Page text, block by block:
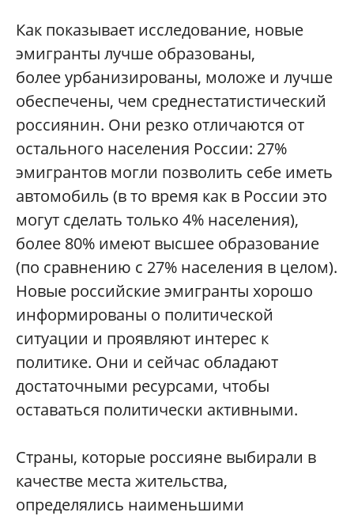
Как показывает исследование, новые
эмигранты лучше образованы,
более урбанизированы, моложе и лучше
обеспечены, чем среднестатистический
россиянин. Они резко отличаются от
остального населения России: 27%
эмигрантов могли позволить себе иметь
автомобиль (в то время как в России это
могут сделать только 4% населения),
более 80% имеют высшее образование
(по сравнению с 27% населения в целом).
Новые российские эмигранты хорошо
информированы о политической
ситуации и проявляют интерес к
политике. Они и сейчас обладают
достаточными ресурсами, чтобы
оставаться политически активными.
Страны, которые россияне выбирали в
качестве места жительства,
определялись наименьшими